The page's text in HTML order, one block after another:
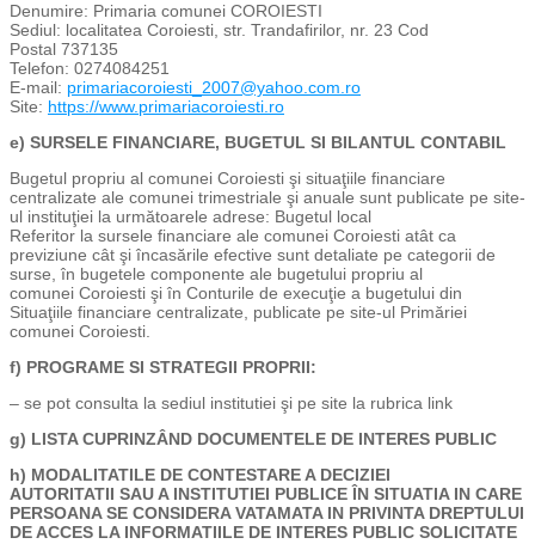
Denumire: Primaria comunei COROIESTI
Sediul: localitatea Coroiesti, str. Trandafirilor, nr. 23 Cod
Postal 737135
Telefon: 0274084251
E-mail: primariacoroiesti_2007@yahoo.com.ro
Site: https://www.primariacoroiesti.ro
e) SURSELE FINANCIARE, BUGETUL SI BILANTUL CONTABIL
Bugetul propriu al comunei Coroiesti şi situaţiile financiare
centralizate ale comunei trimestriale şi anuale sunt publicate pe site-
ul instituţiei la următoarele adrese: Bugetul local
Referitor la sursele financiare ale comunei Coroiesti atât ca
previziune cât şi încasările efective sunt detaliate pe categorii de
surse, în bugetele componente ale bugetului propriu al
comunei Coroiesti şi în Conturile de execuţie a bugetului din
Situaţiile financiare centralizate, publicate pe site-ul Primăriei
comunei Coroiesti.
f) PROGRAME SI STRATEGII PROPRII:
– se pot consulta la sediul institutiei şi pe site la rubrica link
g) LISTA CUPRINZÂND DOCUMENTELE DE INTERES PUBLIC
h) MODALITATILE DE CONTESTARE A DECIZIEI
AUTORITATII SAU A INSTITUTIEI PUBLICE ÎN SITUATIA IN CARE
PERSOANA SE CONSIDERA VATAMATA IN PRIVINTA DREPTULUI
DE ACCES LA INFORMATIILE DE INTERES PUBLIC SOLICITATE